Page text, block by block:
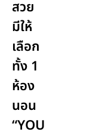
สวย
มีให้
เลือก
ทั้ง 1
ห้อง
นอน
“YOU